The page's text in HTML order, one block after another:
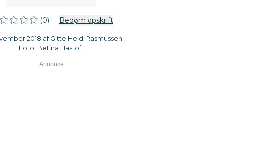
(0) Bedøm opskrift
2018 af Gitte Heidi Rasmussen
Foto: Betina Hastoft